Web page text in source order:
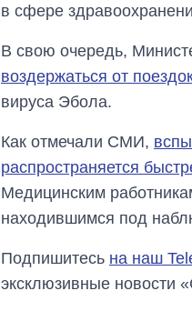
в сфере
В свою очередь,
воздержаться от
вируса Эбола.
Как отмечали СМИ,
распространяется
Медицинским
находившимся под
Подпишитесь на наш
эксклюзивные новости